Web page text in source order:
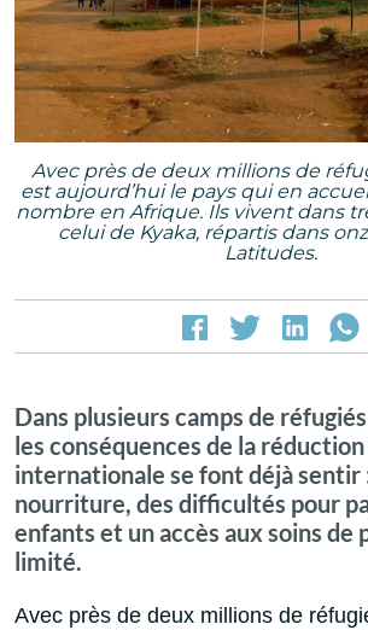
Avec près de deux millions de
est aujourd’hui le pays qui en
nombre en Afrique. Ils vivent dans
celui de Kyaka, répartis dans
Latitudes.
Dans plusieurs camps de
les conséquences de la réduction
internationale se font déjà sentir
nourriture, des difficultés pour
enfants et un accès aux soins de
limité.
Avec près de deux millions de